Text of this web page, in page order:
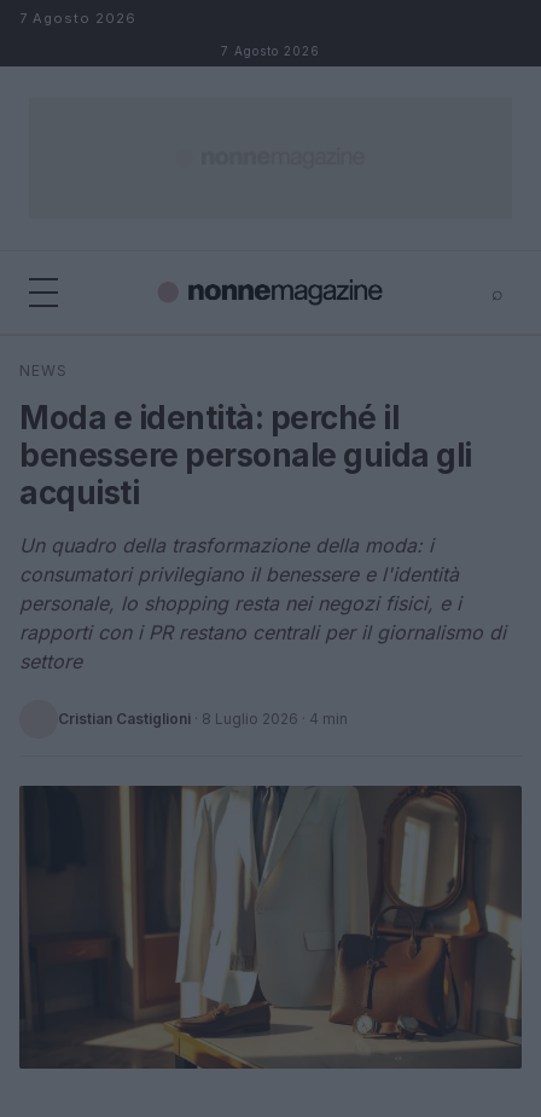
Salta al contenuto
7 Agosto 2026
7 Agosto 2026
⌕
Cerca
NEWS
Moda e identità: perché il
benessere personale guida gli
acquisti
Un quadro della trasformazione della moda: i
consumatori privilegiano il benessere e l'identità
personale, lo shopping resta nei negozi fisici, e i
rapporti con i PR restano centrali per il giornalismo di
settore
Cristian Castiglioni · 8 Luglio 2026 · 4 min